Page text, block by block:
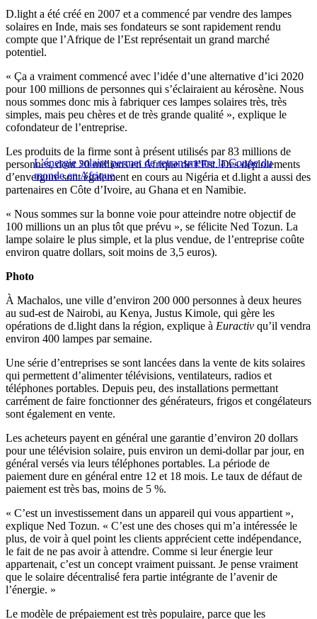
D.light a été créé en 2007 et a commencé par vendre des lampes
solaires en Inde, mais ses fondateurs se sont rapidement rendu
compte que l’Afrique de l’Est représentait un grand marché
potentiel.
« Ça a vraiment commencé avec l’idée d’une alternative d’ici 2020
pour 100 millions de personnes qui s’éclairaient au kérosène. Nous
nous sommes donc mis à fabriquer ces lampes solaires très, très
simples, mais peu chères et de très grande qualité », explique le
cofondateur de l’entreprise.
L’énergie solaire permet de retransmettre la Coupe du
monde en Afrique
Les produits de la firme sont à présent utilisés par 83 millions de
personnes, dont 20 millions en Afrique de l’Est. Des déploiements
d’envergure sont également en cours au Nigéria et d.light a aussi des
partenaires en Côte d’Ivoire, au Ghana et en Namibie.
« Nous sommes sur la bonne voie pour atteindre notre objectif de
100 millions un an plus tôt que prévu », se félicite Ned Tozun. La
lampe solaire le plus simple, et la plus vendue, de l’entreprise coûte
environ quatre dollars, soit moins de 3,5 euros).
Photo
À Machalos, une ville d’environ 200 000 personnes à deux heures
au sud-est de Nairobi, au Kenya, Justus Kimole, qui gère les
opérations de d.light dans la région, explique à Euractiv qu’il vendra
environ 400 lampes par semaine.
Une série d’entreprises se sont lancées dans la vente de kits solaires
qui permettent d’alimenter télévisions, ventilateurs, radios et
téléphones portables. Depuis peu, des installations permettant
carrément de faire fonctionner des générateurs, frigos et congélateurs
sont également en vente.
Les acheteurs payent en général une garantie d’environ 20 dollars
pour une télévision solaire, puis environ un demi-dollar par jour, en
général versés via leurs téléphones portables. La période de
paiement dure en général entre 12 et 18 mois. Le taux de défaut de
paiement est très bas, moins de 5 %.
« C’est un investissement dans un appareil qui vous appartient »,
explique Ned Tozun. « C’est une des choses qui m’a intéressée le
plus, de voir à quel point les clients apprécient cette indépendance,
le fait de ne pas avoir à attendre. Comme si leur énergie leur
appartenait, c’est un concept vraiment puissant. Je pense vraiment
que le solaire décentralisé fera partie intégrante de l’avenir de
l’énergie. »
Le modèle de prépaiement est très populaire, parce que les